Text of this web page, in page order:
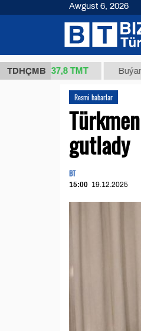
TDHÇMB
37,8 ТМТ Buýan
Resmi habarlar
gutlady
BT
15:00 19.12.2025
Awgust 6, 2026